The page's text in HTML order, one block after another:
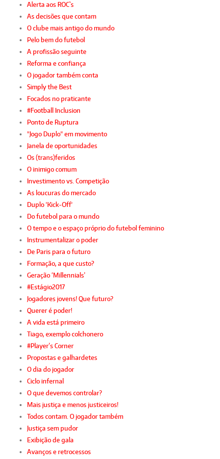
Alerta aos ROC`s
As decisões que contam
O clube mais antigo do mundo
Pelo bem do futebol
A profissão seguinte
Reforma e confiança
O jogador também conta
Simply the Best
Focados no praticante
#Football Inclusion
Ponto de Ruptura
"Jogo Duplo" em movimento
Janela de oportunidades
Os (trans)feridos
O inimigo comum
Investimento vs. Competição
As loucuras do mercado
Duplo 'Kick-Off'
Do futebol para o mundo
O tempo e o espaço próprio do futebol feminino
Instrumentalizar o poder
De Paris para o futuro
Formação, a que custo?
Geração ‘Millennials’
#Estágio2017
Jogadores jovens! Que futuro?
Querer é poder!
A vida está primeiro
Tiago, exemplo colchonero
#Player’s Corner
Propostas e galhardetes
O dia do jogador
Ciclo infernal
O que devemos controlar?
Mais justiça e menos justiceiros!
Todos contam. O jogador também
Justiça sem pudor
Exibição de gala
Avanços e retrocessos